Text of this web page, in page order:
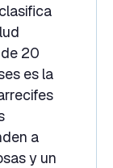
20
es la
a
y un